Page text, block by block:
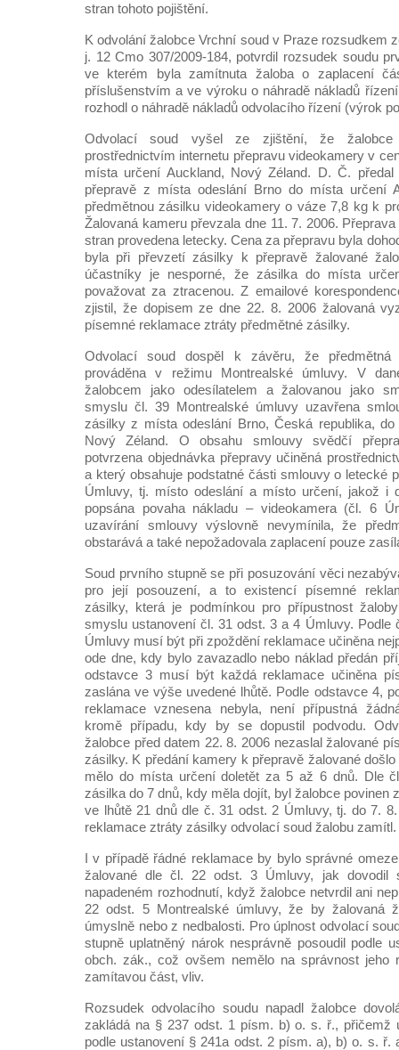
stran tohoto pojištění.
K odvolání žalobce Vrchní soud v Praze rozsudkem
j. 12 Cmo 307/2009-184, potvrdil rozsudek soudu
ve kterém byla zamítnuta žaloba o zaplacení
příslušenstvím a ve výroku o náhradě nákladů
rozhodl o náhradě nákladů odvolacího řízení (výrok
Odvolací soud vyšel ze zjištění, že žalobce
prostřednictvím internetu přepravu videokamery v
místa určení Auckland, Nový Zéland. D. Č.
přepravě z místa odeslání Brno do místa určení
předmětnou zásilku videokamery o váze 7,8 kg k
Žalovaná kameru převzala dne 11. 7. 2006.
stran provedena letecky. Cena za přepravu byla
byla při převzetí zásilky k přepravě žalované
účastníky je nesporné, že zásilka do místa
považovat za ztracenou. Z emailové
zjistil, že dopisem ze dne 22. 8. 2006 žalovaná
písemné reklamace ztráty předmětné zásilky.
Odvolací soud dospěl k závěru, že předmětná
prováděna v režimu Montrealské úmluvy. V
žalobcem jako odesílatelem a žalovanou jako
smyslu čl. 39 Montrealské úmluvy uzavřena
zásilky z místa odeslání Brno, Česká republika,
Nový Zéland. O obsahu smlouvy svědčí
potvrzena objednávka přepravy učiněná
a který obsahuje podstatné části smlouvy o letecké
Úmluvy, tj. místo odeslání a místo určení, jakož i
popsána povaha nákladu – videokamera (čl. 6
uzavírání smlouvy výslovně nevymínila, že
obstarává a také nepožadovala zaplacení pouze
Soud prvního stupně se při posuzování věci
pro její posouzení, a to existencí písemné
zásilky, která je podmínkou pro přípustnost
smyslu ustanovení čl. 31 odst. 3 a 4 Úmluvy. Podle
Úmluvy musí být při zpoždění reklamace učiněna
ode dne, kdy bylo zavazadlo nebo náklad předán
odstavce 3 musí být každá reklamace učiněna
zaslána ve výše uvedené lhůtě. Podle odstavce 4,
reklamace vznesena nebyla, není přípustná
kromě případu, kdy by se dopustil podvodu.
žalobce před datem 22. 8. 2006 nezaslal žalované
zásilky. K předání kamery k přepravě žalované došlo
mělo do místa určení doletět za 5 až 6 dnů. Dle
zásilka do 7 dnů, kdy měla dojít, byl žalobce povinen
ve lhůtě 21 dnů dle č. 31 odst. 2 Úmluvy, tj. do 7.
reklamace ztráty zásilky odvolací soud žalobu zamítl.
I v případě řádné reklamace by bylo správné
žalované dle čl. 22 odst. 3 Úmluvy, jak dovodil
napadeném rozhodnutí, když žalobce netvrdil ani
22 odst. 5 Montrealské úmluvy, že by žalovaná
úmyslně nebo z nedbalosti. Pro úplnost odvolací
stupně uplatněný nárok nesprávně posoudil podle
obch. zák., což ovšem nemělo na správnost jeho
zamítavou část, vliv.
Rozsudek odvolacího soudu napadl žalobce
zakládá na § 237 odst. 1 písm. b) o. s. ř., přičemž
podle ustanovení § 241a odst. 2 písm. a), b) o. s. ř.